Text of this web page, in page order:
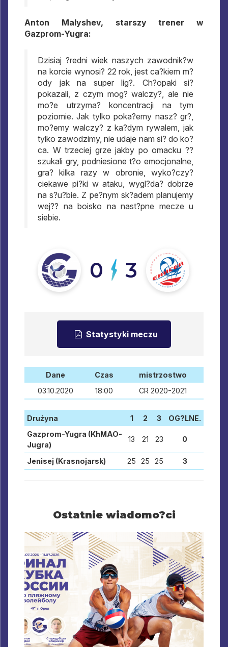
Anton Malyshev, starszy trener w
Gazprom-Yugra:
Dzisiaj ?redni wiek naszych zawodnik?w
na korcie wynosi? 22 rok, jest ca?kiem m?
ody jak na super lig?. Ch?opaki si?
pokazali, z czym mog? walczy?, ale nie
mo?e utrzyma? koncentracji na tym
poziomie. Jak tylko poka?emy nasz? gr?,
mo?emy walczy? z ka?dym rywalem, jak
tylko zawodzimy, nie udaje nam si? do ko?
ca. W trzeciej grze jakby po omacku ??
szukali gry, podniesione t?o emocjonalne,
gra? kilka razy w obronie, wyko?czy?
ciekawe pi?ki w ataku, wygl?da? dobrze
na s?u?bie. Z pe?nym sk?adem planujemy
wej?? na boisko na nast?pne mecze u
siebie.
0 3
Statystyki meczu
Dane Czas
mistrzostwo
03.10.2020
18:00 CR 2020-2021
Drużyna 1 2 3
OG?LNE.
Gazprom-Yugra (KhMAO-
Jugra)
13 21 23 0
Jenisej (Krasnojarsk) 25 25 25 3
Ostatnie wiadomo?ci